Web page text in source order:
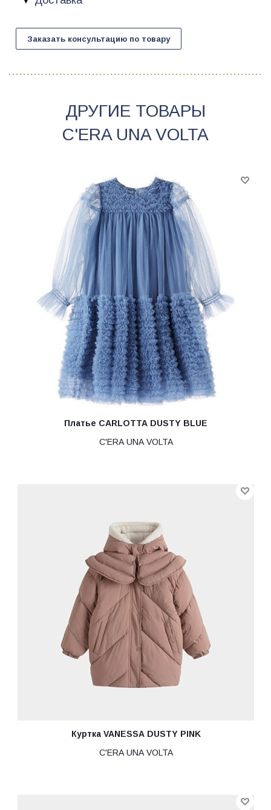
Заказать консультацию по товару
ДРУГИЕ ТОВАРЫ
C'ERA UNA VOLTA
Платье CARLOTTA DUSTY BLUE
C'ERA UNA VOLTA
Куртка VANESSA DUSTY PINK
C'ERA UNA VOLTA